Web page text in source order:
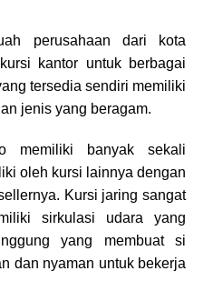
perusahaan dari kota
kantor untuk berbagai
tersedia sendiri memiliki
jenis yang beragam.
memiliki banyak sekali
oleh kursi lainnya dengan
Kursi jaring sangat
sirkulasi udara yang
yang membuat si
dan nyaman untuk bekerja